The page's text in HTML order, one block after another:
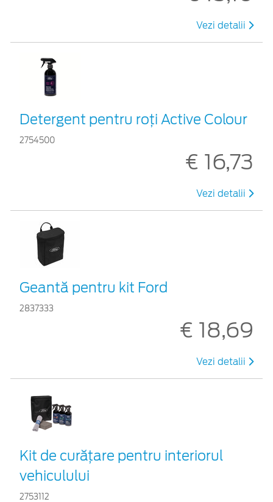
Vezi detalii
Detergent pentru roți Active Colour
2754500
€ 16,73
Vezi detalii
Geantă pentru kit Ford
2837333
€ 18,69
Vezi detalii
Kit de curățare pentru interiorul
vehiculului
2753112